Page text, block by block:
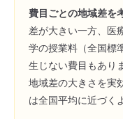
費目ごとの地域差を
差が大きい一方、医
学の授業料（全国標
生じない費目もあり
地域差の大きさを実
は全国平均に近づく